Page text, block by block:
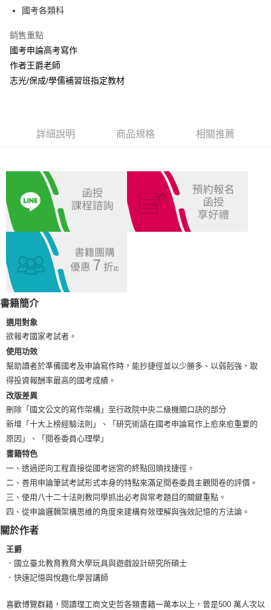
Google Pay
ATM付款
全家取貨付款
每筆NT$100，滿NT$1,000(含以上)免運費
每筆NT$100，滿NT$1,000(含以上)免運費
付款後7-11取貨.
每筆NT$100，滿NT$1,000(含以上)免運費
宅配
每筆NT$100，滿NT$1,000(含以上)免運費
外島郵寄
每筆NT$100，滿NT$1,000(含以上)免運費
國考各類科
銷售重點
國考申論高考寫作
作者王爵老師
志光/保成/學儒補習班指定教材
詳細說明 商品規格 相關推薦
書籍簡介
適用對象
欲報考國家考試者。
使用功效
幫助讀者於準備國考及申論寫作時，能抄捷徑並以少勝多、以弱剋強，取
得投資報酬率最高的國考成績。
改版差異
刪除「國文公文的寫作架構」至行政院中央二級機關口訣的部分
新增「十大上榜經驗法則」、「研究術語在國考申論寫作上愈來愈重要的
原因」、「閱卷委員心理學」
書籍特色
一、透過逆向工程直接從國考迷宮的終點回頭找捷徑。
二、善用申論筆試考試形式本身的特點來滿足閱卷委員主觀閱卷的評價。
三、使用八十二十法則教同學抓出必考與常考題目的關鍵重點。
四、從申論邏輯架構思維的角度來建構有效理解與強效記憶的方法論。
關於作者
王爵
．國立臺北教育教育大學玩具與遊戲設計研究所碩士
．快速記憶與悅趣化學習講師
喜歡博覽群籍，閱讀理工商文史哲各類書籍一萬本以上，曾是500 萬人次以